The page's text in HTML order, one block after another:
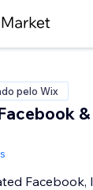
pelo Wix
Facebook,